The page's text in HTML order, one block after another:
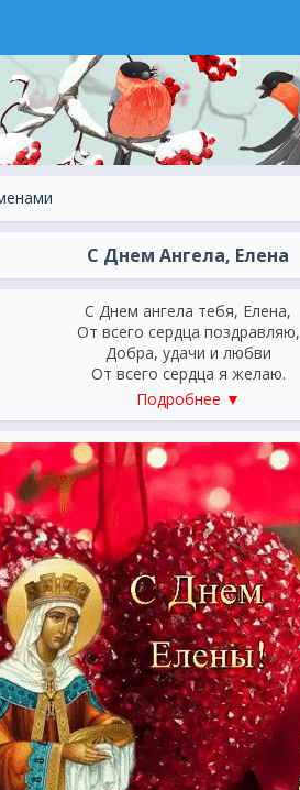
С Днем Ангела, Елена
С Днем ангела тебя, Елена,
От всего сердца поздравляю,
Добра, удачи и любви
От всего сердца я желаю.
Пускай крылом закроет ангел
От бед, проблем и от обид,
Направит верно, защитит.
Подробнее ▼